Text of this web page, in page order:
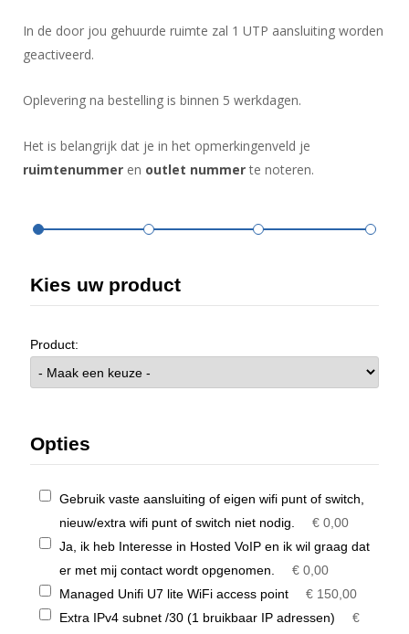
In de door jou gehuurde ruimte zal 1 UTP aansluiting worden
geactiveerd.
Oplevering na bestelling is binnen 5 werkdagen.
Het is belangrijk dat je in het opmerkingenveld je
ruimtenummer en outlet nummerte noteren.